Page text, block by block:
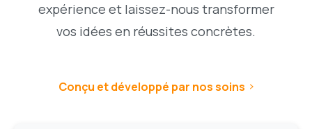
expérience et laissez-nous transformer
vos idées en réussites concrètes.
Conçu et développé par nos soins